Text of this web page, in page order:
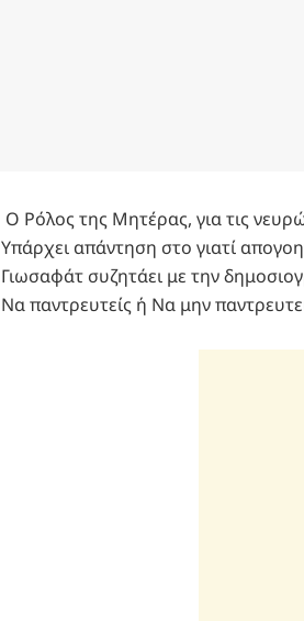
Ο Ρόλος της Μητέρας, για τις
Υπάρχει απάντηση στο γιατί
Γιωσαφάτ συζητάει με την
Να παντρευτείς ή Να μην